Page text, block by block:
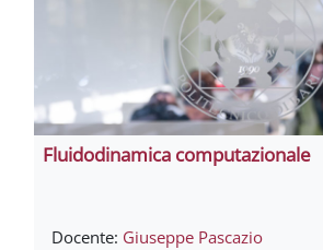
Fluidodinamica computazionale
Docente: Giuseppe Pascazio